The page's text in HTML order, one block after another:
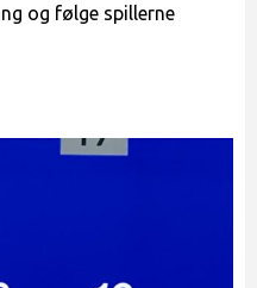
og følge spillerne